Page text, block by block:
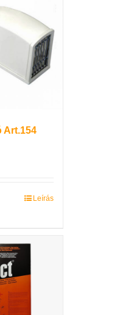
Art.154
Leírás